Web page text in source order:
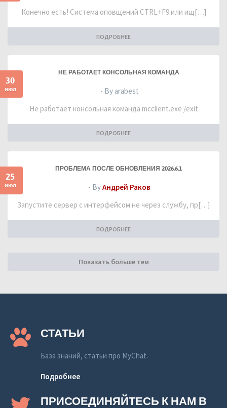
Конечно есть! Система оповщений CTRL+F9 или ищ[…]
ПОДРОБНЕЕ
30
июл
НЕ РАБОТАЕТ КОНСОЛЬНАЯ КОМАНДА
- By arabest
Не работает консольная команда mcclient.exe /exit
ПОДРОБНЕЕ
25
июл
ПРОБЛЕМА ПОСЛЕ ОБНОВЛЕНИЯ 2026.6.1
- ByАндрей Раков
Запустите сервер с интерфейсом не через службу, пр[…]
ПОДРОБНЕЕ
Показать больше тем
СТАТЬИ
База знаний, статьи про MyChat.
Подробнее
ПРИСОЕДИНЯЙТЕСЬ К НАМ В